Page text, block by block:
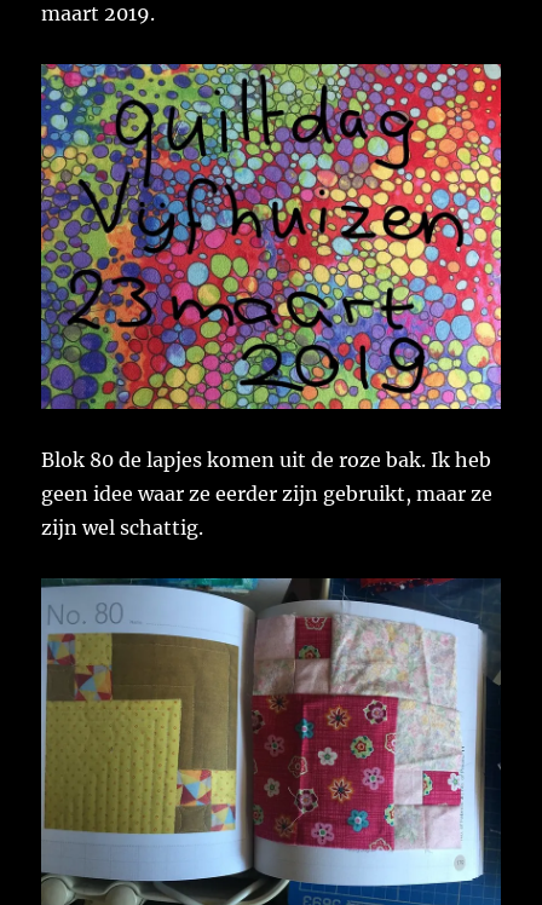
maart 2019.
Blok 80 de lapjes komen uit de roze bak. Ik heb
geen idee waar ze eerder zijn gebruikt, maar ze
zijn wel schattig.